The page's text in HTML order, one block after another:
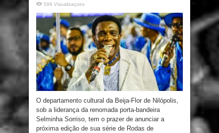
599 Visualizaçoes
O departamento cultural da Beija-Flor de Nilópolis,
sob a liderança da renomada porta-bandeira
Selminha Sorriso, tem o prazer de anunciar a
próxima edição de sua série de Rodas de